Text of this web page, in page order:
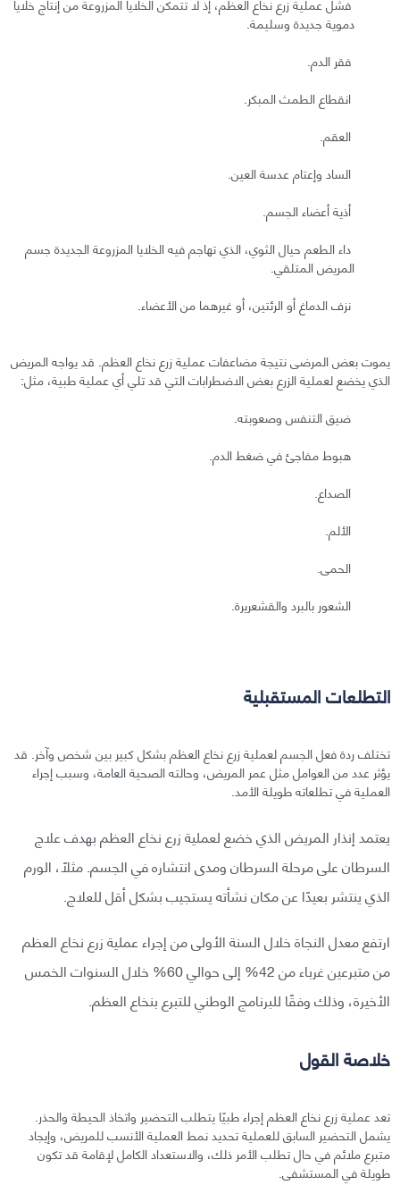
دموية جديدة وسليمة.
فقر الدم.
انقطاع الطمث المبكر.
العقم.
الساد وإعتام عدسة العين.
أذية أعضاء الجسم.
داء الطعم حيال الثوي، الذي تهاجم فيه الخلايا المزروعة الجديدة جسم
المريض المتلقي.
نزف الدماغ أو الرئتين، أو غيرهما من الأعضاء.
يموت بعض المرضى نتيجة مضاعفات عملية زرع نخاع العظم. قد يواجه المريض
الذي يخضع لعملية الزرع بعض الاضطرابات التي قد تلي أي عملية طبية، مثل:
ضيق التنفس وصعوبته.
هبوط مفاجئ في ضغط الدم.
الصداع.
الألم.
الحمى.
الشعور بالبرد والقشعريرة.
التطلعات المستقبلية
تختلف ردة فعل الجسم لعملية زرع نخاع العظم بشكل كبير بين شخص وآخر. قد
يؤثر عدد من العوامل مثل عمر المريض، وحالته الصحية العامة، وسبب إجراء
العملية في تطلعاته طويلة الأمد.
يعتمد إنذار المريض الذي خضع لعملية زرع نخاع العظم بهدف علاج
السرطان على مرحلة السرطان ومدى انتشاره في الجسم. مثلًا، الورم
الذي ينتشر بعيدًا عن مكان نشأته يستجيب بشكل أقل للعلاج.
ارتفع معدل النجاة خلال السنة الأولى من إجراء عملية زرع نخاع العظم
من متبرعين غرباء من 42% إلى حوالي 60% خلال السنوات الخمس
الأخيرة، وذلك وفقًا للبرنامج الوطني للتبرع بنخاع العظم.
خلاصة القول
تعد عملية زرع نخاع العظم إجراء طبيًا يتطلب التحضير واتخاذ الحيطة والحذر.
يشمل التحضير السابق للعملية تحديد نمط العملية الأنسب للمريض، وإيجاد
متبرع ملائم في حال تطلب الأمر ذلك، والاستعداد الكامل لإقامة قد تكون
طويلة في المستشفى.